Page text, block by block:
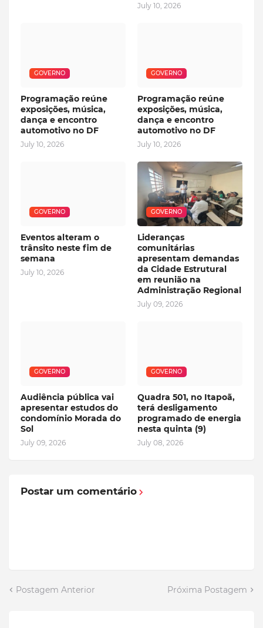
July 10, 2026
GOVERNO
Programação reúne
exposições, música,
dança e encontro
automotivo no DF
July 10, 2026
GOVERNO
Programação reúne
exposições, música,
dança e encontro
automotivo no DF
July 10, 2026
GOVERNO
Eventos alteram o
trânsito neste fim de
semana
July 10, 2026
GOVERNO
Lideranças
comunitárias
apresentam demandas
da Cidade Estrutural
em reunião na
Administração Regional
July 09, 2026
GOVERNO
Audiência pública vai
apresentar estudos do
condomínio Morada do
Sol
July 09, 2026
GOVERNO
Quadra 501, no Itapoã,
terá desligamento
programado de energia
nesta quinta (9)
July 08, 2026
Postar um comentário
Postagem Anterior Próxima Postagem